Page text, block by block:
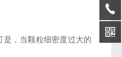
，当颗粒细密度过大的